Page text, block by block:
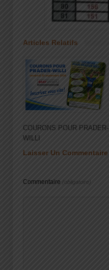
Articles Relatifs
COURONS POUR PRADER-
WILLI
Laisser Un Commentaire
Commentaire (obligatoire)